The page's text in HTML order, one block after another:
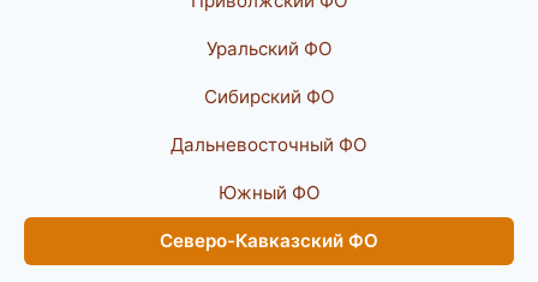
Уральский ФО
Сибирский ФО
Дальневосточный ФО
Южный ФО
Северо-Кавказский ФО